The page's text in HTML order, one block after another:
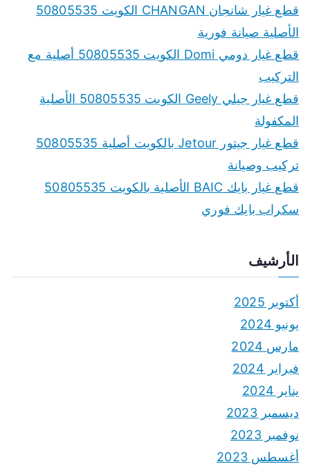
قطع غيار شانجان CHANGAN الكويت 50805535
الأصلية صيانة فورية
قطع غيار دومي Domi الكويت 50805535 أصلية مع
التركيب
قطع غيار جيلي Geely الكويت 50805535 الأصلية
المكفولة
قطع غيار جيتور Jetour بالكويت أصلية 50805535
تركيب وصيانة
قطع غيار بايك BAIC الأصلية بالكويت 50805535
سكراب بايك فوري
الأرشيف
أكتوبر 2025
يونيو 2024
مارس 2024
فبراير 2024
يناير 2024
ديسمبر 2023
نوفمبر 2023
أغسطس 2023